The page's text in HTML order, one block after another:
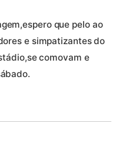
que pelo ao
e simpatizantes do
comovam e